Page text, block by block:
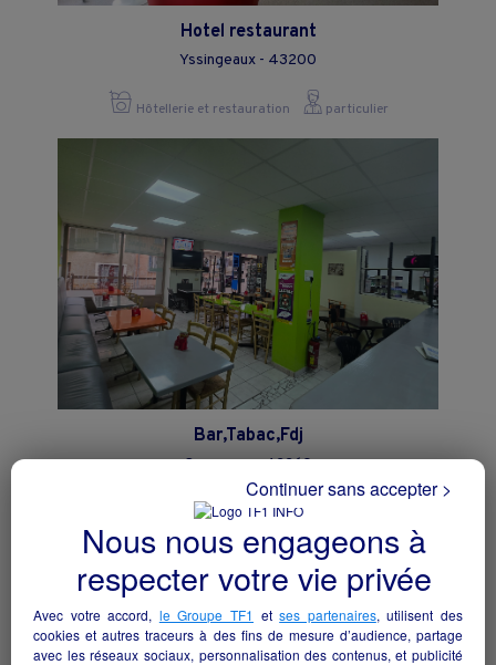
Hotel restaurant
Yssingeaux - 43200
Hôtellerie et restauration particulier
Bar,Tabac,Fdj
Cremeaux - 42260
Hôtellerie et restauration
Nous nous engageons à
respecter votre vie privée
Avec votre accord, le Groupe TF1 etses partenaires, utilisent des
cookies et autres traceurs à des fins de mesure d’audience, partage
avec les réseaux sociaux, personnalisation des contenus, et publicité
Continuer sans accepter >